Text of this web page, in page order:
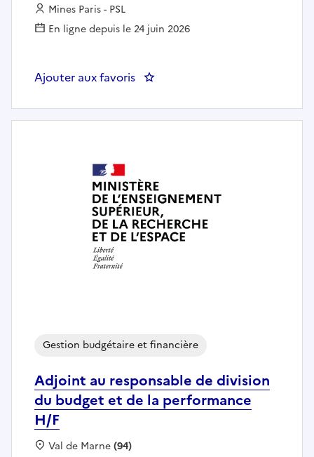
Employeur :
Mines Paris - PSL
En ligne depuis le 24 juin 2026
Ajouter aux favoris : Adjoint.e à la responsable de
Adjoint au responsable de division
du budget et de la performance
H/F
Gestion budgétaire et financière
Localisation :
Val de Marne(94)